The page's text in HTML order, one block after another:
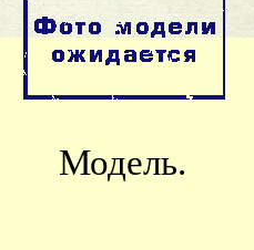
Модель.